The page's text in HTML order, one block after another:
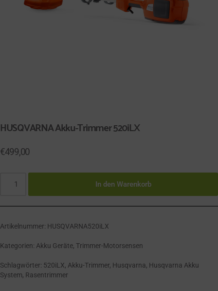
HUSQVARNA Akku-Trimmer 520iLX
€499,00
In den Warenkorb
Artikelnummer: HUSQVARNA520iLX
Kategorien: Akku Geräte, Trimmer-Motorsensen
Schlagwörter: 520iLX, Akku-Trimmer, Husqvarna, Husqvarna Akku
System, Rasentrimmer